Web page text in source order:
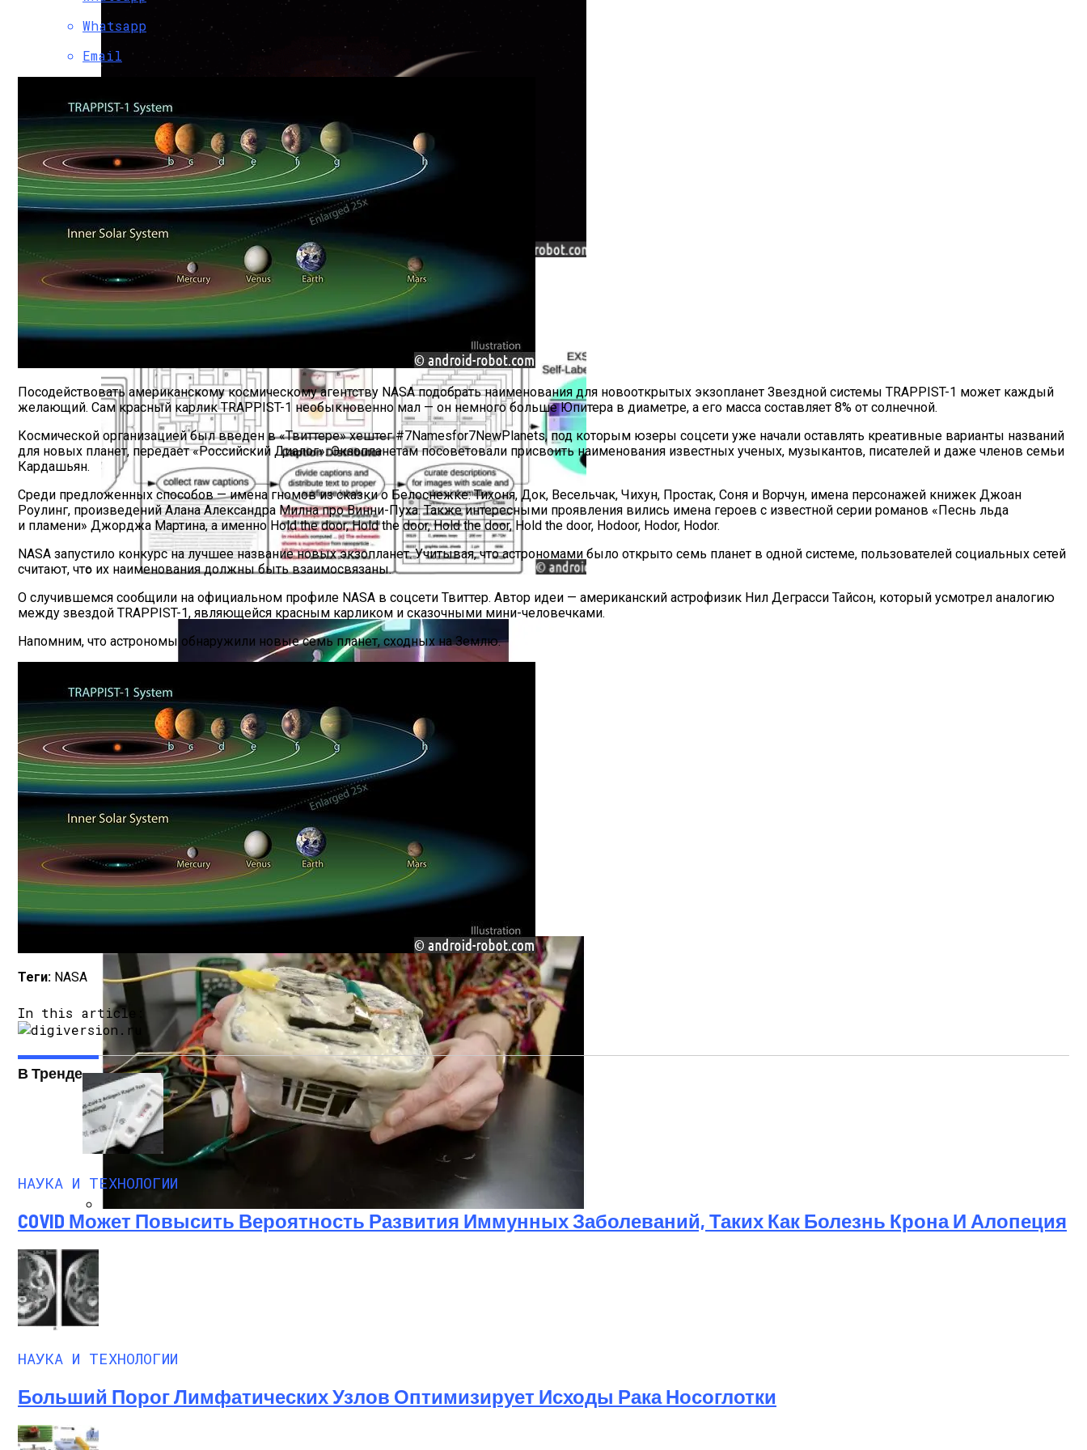
Обнаружена Новая Молодая И Теплая Экзопланета, Похожая На Юпитер
Новый Код Добывает Микроскопические Изображения В Научных Статьях
Новая Технология «изогнутого» Света Может Стать Секретом Улучшения Беспроводной Связи
Представлено Устройство, Которое Собирает И Хранит Электроэнергию В Удаленных Настройках
Whatsapp
Email
Посодействовать американскому космическому агентству NASA подобрать наименования для новооткрытых экзопланет Звездной системы TRAPPIST-1 может каждый
желающий. Сам красный карлик TRAPPIST-1 необыкновенно мал — он немного больше Юпитера в диаметре, а его масса составляет 8% от солнечной.
Космической организацией был введен в «Твиттере» хештег #7Namesfor7NewPlanets, под которым юзеры соцсети уже начали оставлять креативные варианты названий
для новых планет, передает «Российский Диалог». Экзопланетам посоветовали присвоить наименования известных ученых, музыкантов, писателей и даже членов семьи
Кардашьян.
Среди предложенных способов — имена гномов из сказки о Белоснежке: Тихоня, Док, Весельчак, Чихун, Простак, Соня и Ворчун, имена персонажей книжек Джоан
Роулинг, произведений Алана Александра Милна про Винни-Пуха. Также интересными проявления вились имена героев с известной серии романов «Песнь льда
и пламени» Джорджа Мартина, а именно Hold the door, Hold the door, Hold the door, Hold the door, Hodoor, Hodor, Hodor.
NASA запустило конкурс на лучшее название новых экзопланет. Учитывая, что астрономами было открыто семь планет в одной системе, пользователей социальных сетей
считают, что их наименования должны быть взаимосвязаны.
О случившемся сообщили на официальном профиле NASA в соцсети Твиттер. Автор идеи — американский астрофизик Нил Деграсси Тайсон, который усмотрел аналогию
между звездой TRAPPIST-1, являющейся красным карликом и сказочными мини-человечками.
Напомним, что астрономы обнаружили новые семь планет, сходных на Землю.
Теги: NASA
In this article:
В Тренде
НАУКА И ТЕХНОЛОГИИ
COVID Может Повысить Вероятность Развития Иммунных Заболеваний, Таких Как Болезнь Крона И Алопеция
НАУКА И ТЕХНОЛОГИИ
Больший Порог Лимфатических Узлов Оптимизирует Исходы Рака Носоглотки